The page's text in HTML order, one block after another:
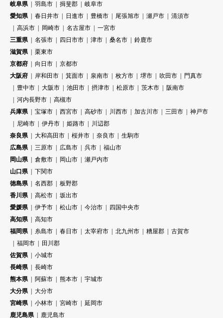
岐阜県
羽島市 揖斐郡
岐阜市
愛知県
春日井市 日進市 豊橋市 尾張旭市 瀬戸市
清須市
高浜市
岡崎市 名古屋市
一宮市
三重県
名張市 四日市市 津市 桑名市
鈴鹿市
滋賀県
栗東市
京都府
向日市
京都市
大阪府
岸和田市 箕面市 泉南市 枚方市 堺市 吹田市
門真市
豊中市
大阪市 池田市 摂津市 松原市 茨木市
阪南市
河内長野市
高槻市
兵庫県
宝塚市 西宮市 高砂市 川西市 加古川市 三田市
神戸市
尼崎市
伊丹市 姫路市
川辺郡
奈良県
大和高田市 桜井市 奈良市
生駒市
広島県
三原市 広島市 呉市
福山市
岡山県
倉敷市 岡山市
瀬戸内市
山口県
下関市
徳島県
名西郡
板野郡
香川県
高松市
坂出市
愛媛県
伊予市 松山市 今治市
四国中央市
高知県
高知市
福岡県
糸島市 春日市 太宰府市 北九州市 糟屋郡
古賀市
福岡市
田川郡
佐賀県
小城市
長崎県
長崎市
熊本県
阿蘇市 熊本市
宇城市
大分県
大分市
宮崎県
小林市 宮崎市
延岡市
鹿児島県
鹿児島市